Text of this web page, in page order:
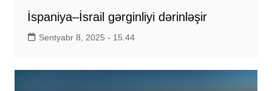
İspaniya–İsrail gərginliyi dərinləşir
Sentyabr 8, 2025 - 15:44